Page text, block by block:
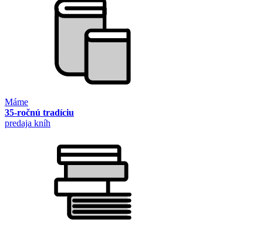
Máme
35-ročnú tradíciu
predaja kníh